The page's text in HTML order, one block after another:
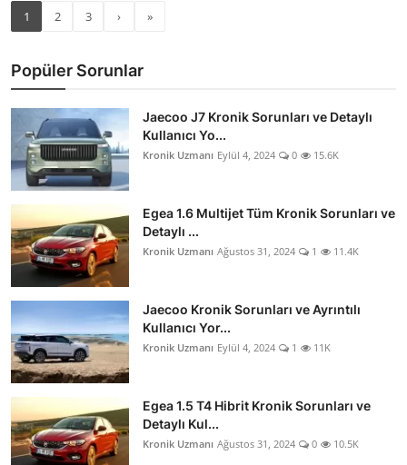
1 2 3 › »
Popüler Sorunlar
Jaecoo J7 Kronik Sorunları ve Detaylı
Kullanıcı Yo...
Kronik Uzmanı Eylül 4, 2024 0 15.6K
Egea 1.6 Multijet Tüm Kronik Sorunları ve
Detaylı ...
Kronik Uzmanı Ağustos 31, 2024 1 11.4K
Jaecoo Kronik Sorunları ve Ayrıntılı
Kullanıcı Yor...
Kronik Uzmanı Eylül 4, 2024 1 11K
Egea 1.5 T4 Hibrit Kronik Sorunları ve
Detaylı Kul...
Kronik Uzmanı Ağustos 31, 2024 0 10.5K